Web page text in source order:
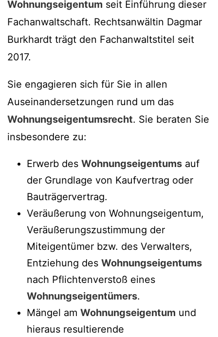
Wohnungseigentum seit Einführung dieser
Fachanwaltschaft. Rechtsanwältin Dagmar
Burkhardt trägt den Fachanwaltstitel seit
2017.
Sie engagieren sich für Sie in allen
Auseinandersetzungen rund um das
Wohnungseigentumsrecht. Sie beraten Sie
insbesondere zu:
Erwerb des Wohnungseigentums auf
der Grundlage von Kaufvertrag oder
Bauträgervertrag.
Veräußerung von Wohnungseigentum,
Veräußerungszustimmung der
Miteigentümer bzw. des Verwalters,
Entziehung des Wohnungseigentums
nach Pflichtenverstoß eines
Wohnungseigentümers.
Mängel am Wohnungseigentum und
hieraus resultierende